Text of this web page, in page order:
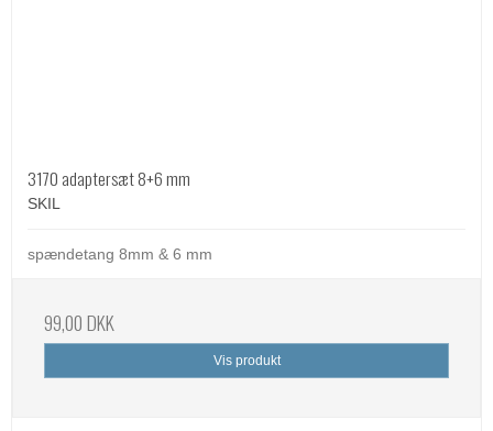
3170 adaptersæt 8+6 mm
SKIL
spændetang 8mm & 6 mm
99,00 DKK
Vis produkt